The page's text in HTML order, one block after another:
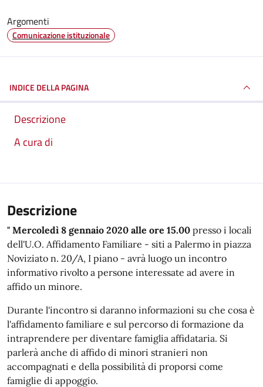
Argomenti
Comunicazione istituzionale
INDICE DELLA PAGINA
Descrizione
A cura di
Descrizione
" Mercoledì 8 gennaio 2020 alle ore 15.00 presso i locali
dell'U.O. Affidamento Familiare - siti a Palermo in piazza
Noviziato n. 20/A, I piano - avrà luogo un incontro
informativo rivolto a persone interessate ad avere in
affido un minore.
Durante l'incontro si daranno informazioni su che cosa è
l'affidamento familiare e sul percorso di formazione da
intraprendere per diventare famiglia affidataria. Si
parlerà anche di affido di minori stranieri non
accompagnati e della possibilità di proporsi come
famiglie di appoggio.